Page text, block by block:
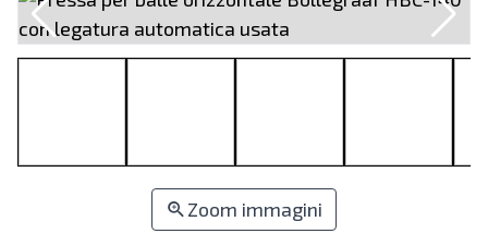
Zoom immagini